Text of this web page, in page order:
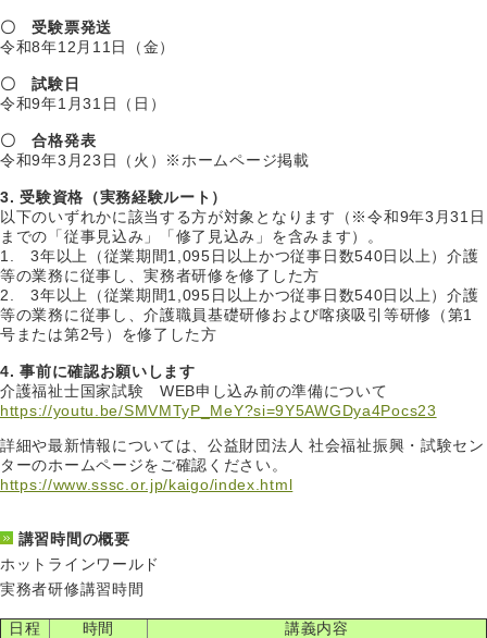
〇 受験票発送
令和8年12月11日（金）
〇 試験日
令和9年1月31日（日）
〇 合格発表
令和9年3月23日（火）※ホームページ掲載
3. 受験資格（実務経験ルート）
以下のいずれかに該当する方が対象となります（※令和9年3月31日
までの「従事見込み」「修了見込み」を含みます）。
1. 3年以上（従業期間1,095日以上かつ従事日数540日以上）介護
等の業務に従事し、実務者研修を修了した方
2. 3年以上（従業期間1,095日以上かつ従事日数540日以上）介護
等の業務に従事し、介護職員基礎研修および喀痰吸引等研修（第1
号または第2号）を修了した方
4. 事前に確認お願いします
介護福祉士国家試験 WEB申し込み前の準備について
https://youtu.be/SMVMTyP_MeY?si=9Y5AWGDya4Pocs23
詳細や最新情報については、公益財団法人 社会福祉振興・試験セン
ターのホームページをご確認ください。
https://www.sssc.or.jp/kaigo/index.html
講習時間の概要
ホットラインワールド
実務者研修講習時間
日程 時間
講義内容